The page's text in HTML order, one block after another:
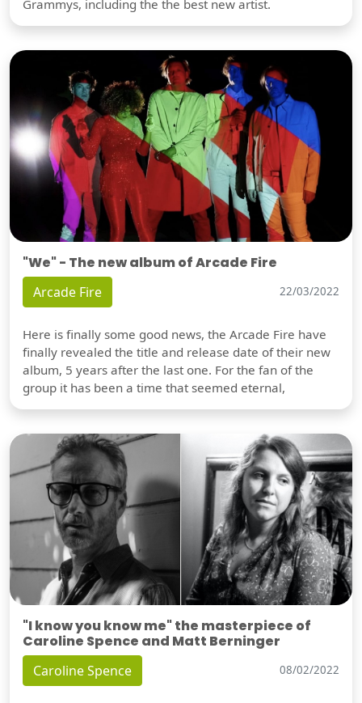
Grammys, including the the best new artist.
"We" - The new album of Arcade Fire
Arcade Fire 22/03/2022
Here is finally some good news, the Arcade Fire have
finally revealed the title and release date of their new
album, 5 years after the last one. For the fan of the
group it has been a time that seemed eternal,
"I know you know me" the masterpiece of
Caroline Spence and Matt Berninger
Caroline Spence 08/02/2022